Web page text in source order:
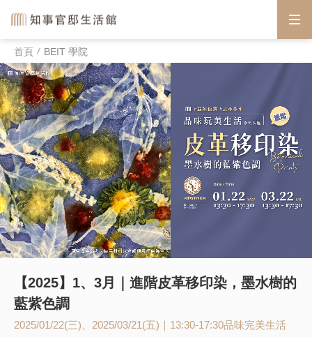
首頁 BEIT 學院
【2025】1、3月｜進階皮革移印染，墨水樹的
藍紫色調
2025/01/22(三)、2025/03/21(五)｜13:30-17:30品味完美生活